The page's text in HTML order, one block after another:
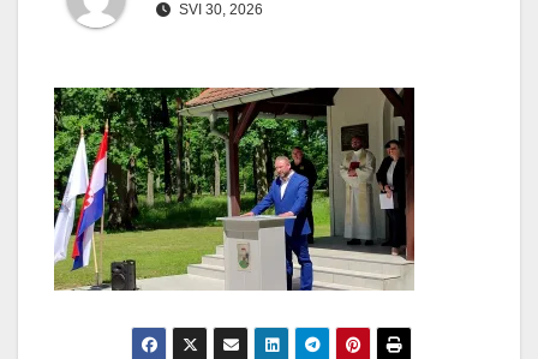
SVI 30, 2026